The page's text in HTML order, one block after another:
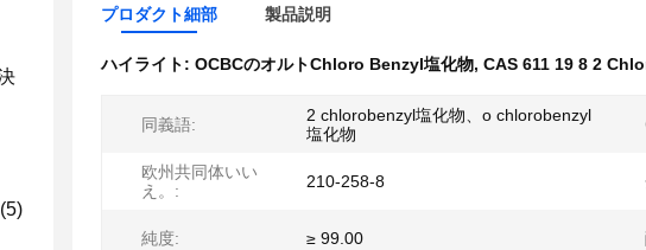
(5)
プロダクト細部 製品説明
ハイライト: OCBCのオルトChloro Benzyl塩化物, CAS 611 19 8 2
同義語:
2 chlorobenzyl塩化物、o chlorobenzyl
塩化物
欧州共同体いい
え。:
210-258-8
純度: ≥ 99.00